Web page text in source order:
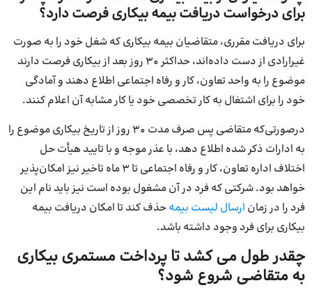
برای درخواست دریافت بیمه بیکاری فرصت دارد؟
برای دریافت مقرری، متقاضیان بیمه بیکاری که شغل خود را به صورت
غیرارادی از دست داده‌اند، حداکثر ۳۰ روز بعد از بیکاری فرصت دارند
موضوع را به واحد تعاون، کار و رفاه اجتماعی اطلاع دهند و آمادگی
خود را برای اشتغال به کار تخصصی خود یا کار مشابه آن اعلام کنند.
درصورتی‌که متقاضی پس صرف مدت ۳۰ روز از تاریخ بیکاری موضوع را
به ادارات ذکر شده اطلاع دهد، با عذر موجه و با تایید هیأت حل
اختلاف اداره تعاون، کار و رفاه اجتماعی تا ۳ ماه تاخیر نیز امکان‌پذیر
خواهد بود. شرکتی که فرد در آن مشغول بوده است نیز باید نام این
فرد را در زمان ارسال لیست بیمهحذف کند تا امکان دریافت بیمه
بیکاری برای فرد وجود داشته باشد.
چقدر طول می کشد تا پرداخت مستمری بیکاری
به متقاضی شروع شود؟